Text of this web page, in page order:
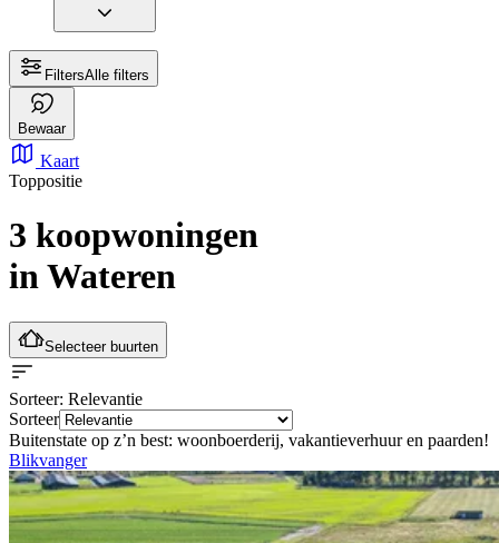
FiltersAlle filters
Bewaar
Kaart
Toppositie
3 koopwoningen
in Wateren
Selecteer buurten
Sorteer: Relevantie
Sorteer
Buitenstate op z’n best: woonboerderij, vakantieverhuur en paarden!
Blikvanger